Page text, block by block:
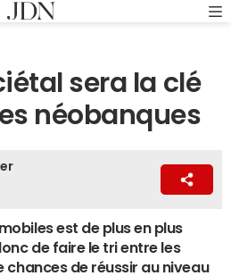
sera la clé
néobanques
est de plus en plus
de faire le tri entre les
chances de réussir au niveau